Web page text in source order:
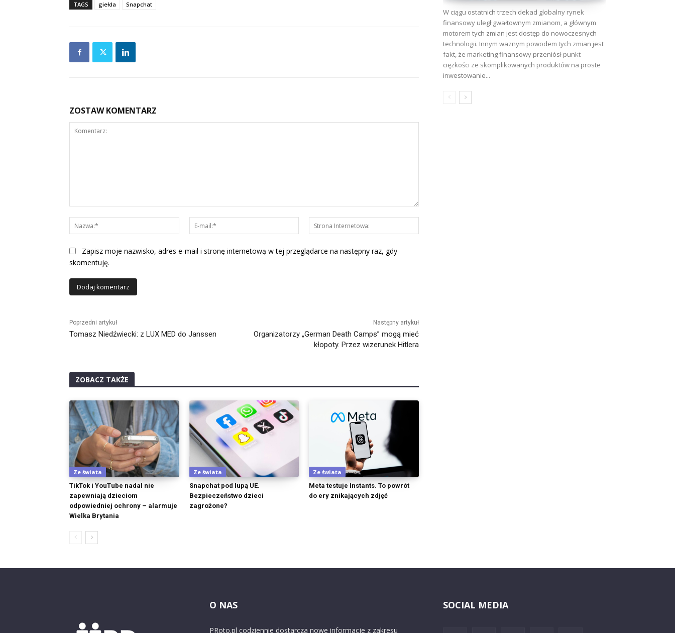
TAGS giełda Snapchat
ZOSTAW KOMENTARZ
Nazwa:*
mail:*
Internetowa:
Zapisz moje nazwisko, adres e-mail i stronę internetową w tej przeglądarce na następny raz, gdy
skomentuję.
Poprzedni artykuł
Tomasz Niedźwiecki: z LUX MED do Janssen
Następny artykuł
Organizatorzy „German Death Camps” mogą mieć
kłopoty. Przez wizerunek Hitlera
ZOBACZ TAKŻE
Ze świata
TikTok i YouTube nadal nie
zapewniają dzieciom
odpowiedniej ochrony – alarmuje
Wielka Brytania
Ze świata
Snapchat pod lupą UE.
Bezpieczeństwo dzieci
zagrożone?
Ze świata
Meta testuje Instants. To powrót
do ery znikających zdjęć
W ciągu ostatnich trzech dekad globalny rynek
finansowy uległ gwałtownym zmianom, a głównym
motorem tych zmian jest dostęp do nowoczesnych
technologii. Innym ważnym powodem tych zmian jest
fakt, że marketing finansowy przeniósł punkt
ciężkości ze skomplikowanych produktów na proste
inwestowanie...
O NAS
PRoto.pl codziennie dostarcza nowe informacje z zakresu
SOCIAL MEDIA